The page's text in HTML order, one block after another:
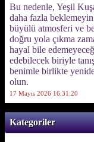
Kategoriler
Bu nedenle, Yeşil
daha fazla
büyülü atmosferi ve
doğru yola çıkma
hayal bile
edebilecek biriyle
benimle birlikte
olun.
17 Mayıs 2026 16:31:20